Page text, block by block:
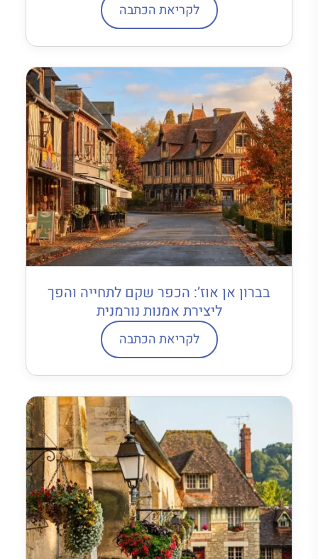
לקריאת הכתבה
בברון אן אוז’: הכפר שקם לתחייה והפך
ליצירת אמנות נורמנית
לקריאת הכתבה